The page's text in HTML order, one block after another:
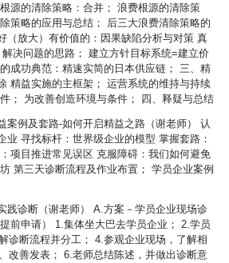
源的清除策略：合并； 浪费根源的清除策
策略的应用与总结； 后三大浪费清除策略的
（放大）有价值的：因果缺陷分析与对策 真
决问题的思路； 建立方针目标系统=建立价
成功典范：精速实简的日本供应链； 三、精
精益实施的主框架； 运营系统的维持与持续
； 为改善创造环境与条件； 四、释疑与总结
案例及套路-如何开启精益之路（谢老师） 认
业 寻找标杆：世界级企业的模型 掌握套路：
项目推进常见误区 克服障碍：我们如何避免
第三天诊断流程及作业布置； 学员企业案例
践诊断（谢老师） A.方案－学员企业现场诊
前申请） 1.集体坐大巴去学员企业； 2.学员
诊断流程并分工； 4.参观企业现场，了解相
改善发表； 6.老师总结陈述，并做出诊断意